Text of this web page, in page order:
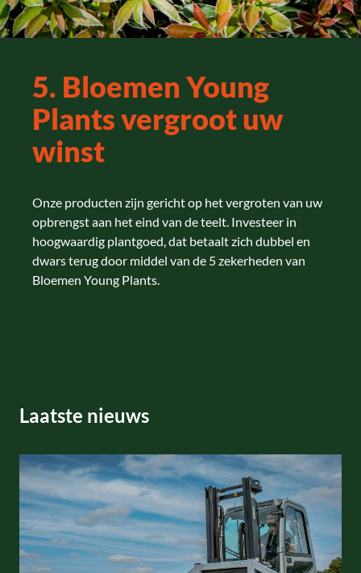
5. Bloemen Young
Plants vergroot uw
winst
Onze producten zijn gericht op het vergroten van uw
opbrengst aan het eind van de teelt. Investeer in
hoogwaardig plantgoed, dat betaalt zich dubbel en
dwars terug door middel van de 5 zekerheden van
Bloemen Young Plants.
Laatste nieuws